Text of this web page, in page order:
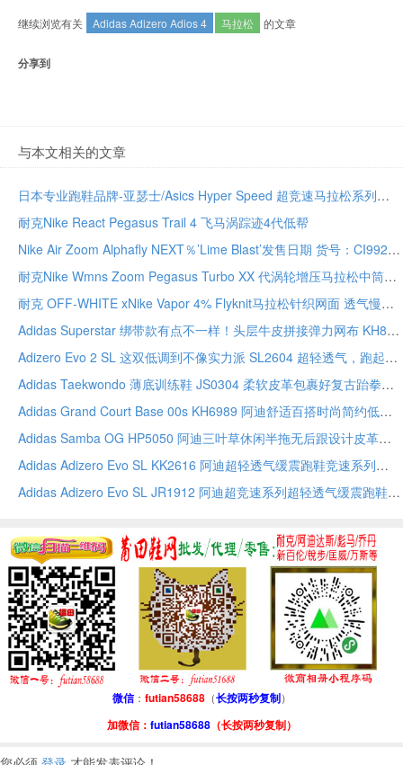
继续浏览有关 Adidas Adizero Adios 4 马拉松 的文章
分享到
与本文相关的文章
日本专业跑鞋品牌-亚瑟士/Asics Hyper Speed 超竞速马拉松系列
耐克Nike React Pegasus Trail 4 飞马涡踪迹4代低帮
Nike Air Zoom Alphafly NEXT％’Lime Blast’发售日期 货号：CI9925-400
耐克Nike Wmns Zoom Pegasus Turbo XX 代涡轮增压马拉松中筒套脚休闲运动慢跑鞋 货号：AR4347-002
耐克 OFF-WHITE xNike Vapor 4% Flyknit马拉松针织网面 透气慢跑鞋 货号:AR4561-001
Adidas Superstar 绑带款有点不一样！头层牛皮拼接弹力网布 KH8210 经典贝壳头尺码全
Adizero Evo 2 SL 这双低调到不像实力派 SL2604 超轻透气，跑起来真不拖沓
Adidas Taekwondo 薄底训练鞋 JS0304 柔软皮革包裹好复古跆拳道风黑白极简 尺码全
Adidas Grand Court Base 00s KH6989 阿迪舒适百搭时尚简约低帮休闲板鞋
Adidas Samba OG HP5050 阿迪三叶草休闲半拖无后跟设计皮革拼接鞋面生胶大底防滑耐磨一脚蹬
Adidas Adizero Evo SL KK2616 阿迪超轻透气缓震跑鞋竞速系列
Adidas Adizero Evo SL JR1912 阿迪超竞速系列超轻透气缓震跑鞋
微信： futian58688（长按两秒复制）
加微信： futian58688（长按两秒复制）